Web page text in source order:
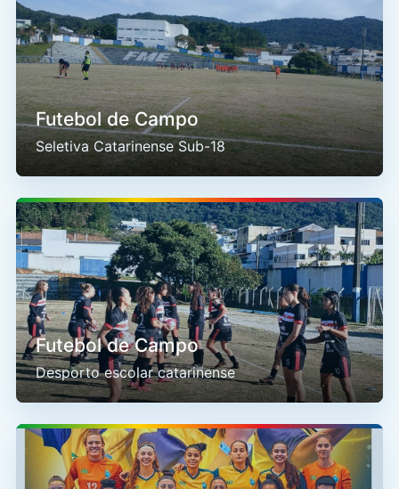
Futebol de Campo
Seletiva Catarinense Sub-18
Futebol de Campo
Desporto escolar catarinense